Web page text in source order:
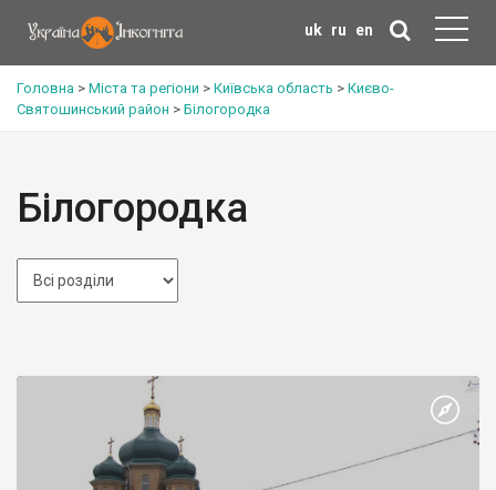
uk ru en
Головна > Міста та регіони > Київська область > Києво-
Святошинський район > Білогородка
Білогородка